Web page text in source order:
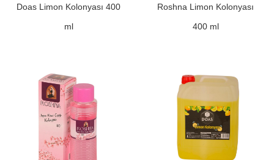
Doas Limon Kolonyası 400
ml
Roshna Limon Kolonyası
400 ml